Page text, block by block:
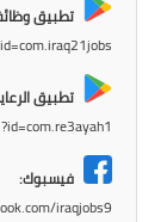
تطبيق
تطبيق
فيسبوك:
iraqjobs9